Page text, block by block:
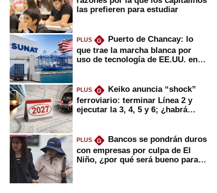
las prefieren para estudiar
PLUS G
Puerto de Chancay: lo
que trae la marcha blanca por
uso de tecnología de EE.UU. en
PLUS G
Keiko anuncia “shock”
ferroviario: terminar Línea 2 y
ejecutar la 3, 4, 5 y 6; ¿habrá
PLUS G
Bancos se pondrán duros
con empresas por culpa de El
Niño, ¿por qué será bueno para